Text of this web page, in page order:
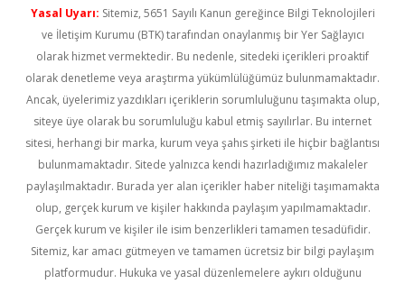
Yasal Uyarı: Sitemiz, 5651 Sayılı Kanun gereğince Bilgi Teknolojileri
ve İletişim Kurumu (BTK) tarafından onaylanmış bir Yer Sağlayıcı
olarak hizmet vermektedir. Bu nedenle, sitedeki içerikleri proaktif
olarak denetleme veya araştırma yükümlülüğümüz bulunmamaktadır.
Ancak, üyelerimiz yazdıkları içeriklerin sorumluluğunu taşımakta olup,
siteye üye olarak bu sorumluluğu kabul etmiş sayılırlar. Bu internet
sitesi, herhangi bir marka, kurum veya şahıs şirketi ile hiçbir bağlantısı
bulunmamaktadır. Sitede yalnızca kendi hazırladığımız makaleler
paylaşılmaktadır. Burada yer alan içerikler haber niteliği taşımamakta
olup, gerçek kurum ve kişiler hakkında paylaşım yapılmamaktadır.
Gerçek kurum ve kişiler ile isim benzerlikleri tamamen tesadüfidir.
Sitemiz, kar amacı gütmeyen ve tamamen ücretsiz bir bilgi paylaşım
platformudur. Hukuka ve yasal düzenlemelere aykırı olduğunu